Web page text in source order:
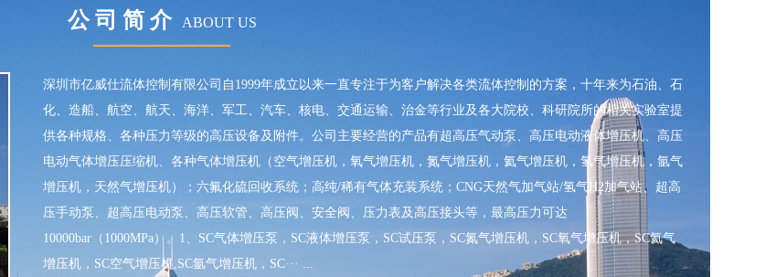
公 司 简 介 ABOUT US
深圳市亿威仕流体控制有限公司自1999年成立以来一直专注于为客户解决各类流体控制的方案，十年来为石油、石
化、造船、航空、航天、海洋、军工、汽车、核电、交通运输、治金等行业及各大院校、科研院所的相关实验室提
供各种规格、各种压力等级的高压设备及附件。公司主要经营的产品有超高压气动泵、高压电动液体增压机、高压
电动气体增压压缩机、各种气体增压机（空气增压机，氧气增压机，氮气增压机，氦气增压机，氢气增压机，氩气
增压机，天然气增压机）；六氟化硫回收系统；高纯/稀有气体充装系统；CNG天然气加气站/氢气H2加气站、超高
压手动泵、超高压电动泵、高压软管、高压阀、安全阀、压力表及高压接头等，最高压力可达
10000bar（1000MPa）。1、SC气体增压泵，SC液体增压泵，SC试压泵，SC氮气增压机，SC氧气增压机，SC氦气
增压机，SC空气增压机,SC氩气增压机，SC··· ...